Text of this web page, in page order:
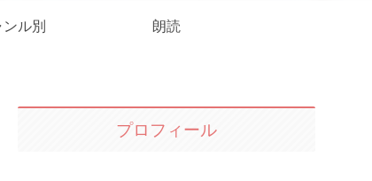
ンル別 朗読
プロフィール